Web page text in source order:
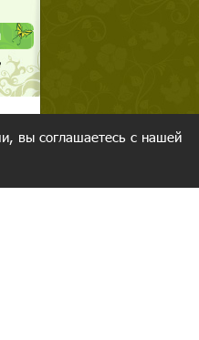
вы соглашаетесь с нашей